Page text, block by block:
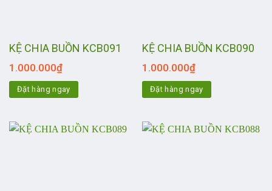
KỆ CHIA BUỒN KCB091
1.000.000₫
Đặt hàng ngay
KỆ CHIA BUỒN KCB090
1.000.000₫
Đặt hàng ngay